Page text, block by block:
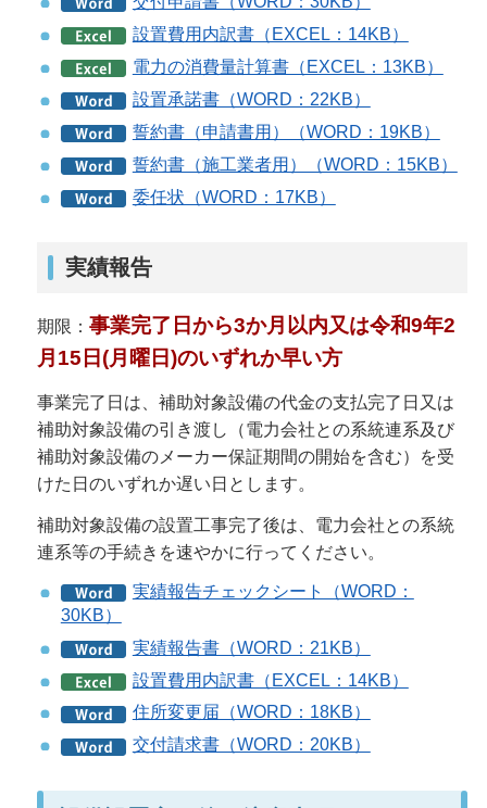
設置費用内訳書（EXCEL：14KB）
電力の消費量計算書（EXCEL：13KB）
設置承諾書（WORD：22KB）
誓約書（申請書用）（WORD：19KB）
誓約書（施工業者用）（WORD：15KB）
委任状（WORD：17KB）
実績報告
期限： 事業完了日から3か月以内又は令和9年2
月15日(月曜日)のいずれか早い方
事業完了日は、補助対象設備の代金の支払完了日又は
補助対象設備の引き渡し（電力会社との系統連系及び
補助対象設備のメーカー保証期間の開始を含む）を受
けた日のいずれか遅い日とします。
補助対象設備の設置工事完了後は、電力会社との系統
連系等の手続きを速やかに行ってください。
実績報告チェックシート（WORD：
30KB）
実績報告書（WORD：21KB）
設置費用内訳書（EXCEL：14KB）
住所変更届（WORD：18KB）
交付請求書（WORD：20KB）